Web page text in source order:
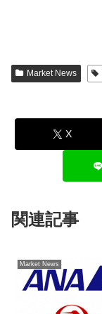
Market News
X
関連記事
Market News